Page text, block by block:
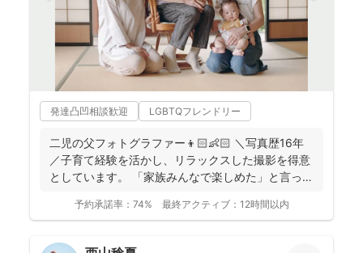
発達凸凹相談歓迎 LGBTQフレンドリー
二児の父フォトグラファー👦🏻👶🏻 ＼写真歴16年
／子育て経験を活かし、リラックスした撮影を得意
としています。 「家族みんなで楽しめた」と言って
予約承諾率： 74% 最終アクティブ： 12時間以内